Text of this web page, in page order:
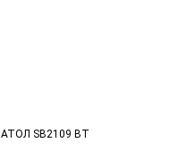
АТОЛ SB2109 BT